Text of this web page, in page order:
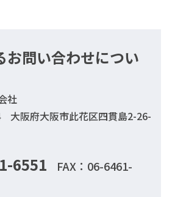
お問い合わせについ
社
大阪府大阪市此花区四貫島2-26-
6551
FAX：06-6461-